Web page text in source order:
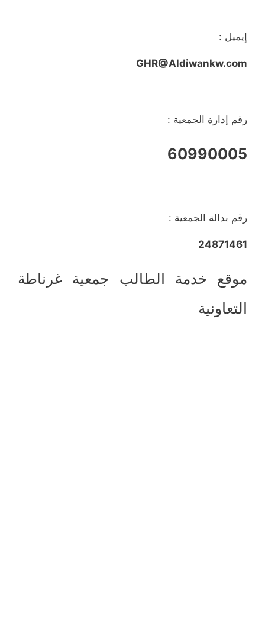
إيميل :
GHR@Aldiwankw.com
رقم إدارة الجمعية :
60990005
رقم بدالة الجمعية :
24871461
موقع خدمة الطالب جمعية غرناطة
التعاونية